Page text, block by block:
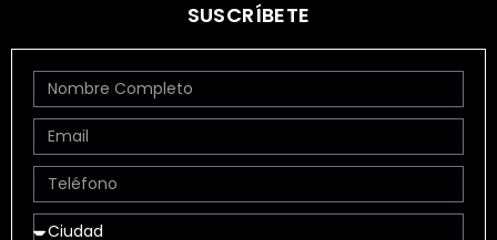
SUSCRÍBETE